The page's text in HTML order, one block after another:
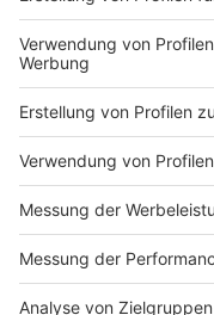
Impressum
Nutzungsbedingungen